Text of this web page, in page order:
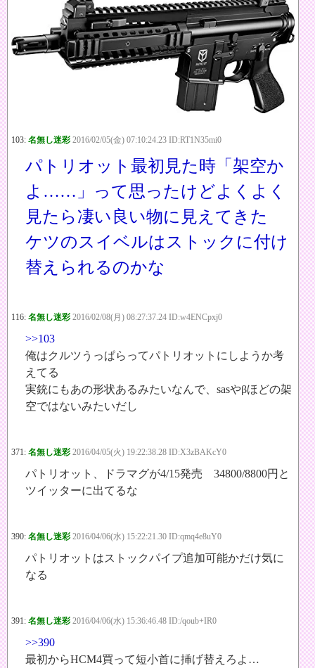
103: 名無し迷彩 2016/02/05(金) 07:10:24.23 ID:RT1N35mi0
パトリオット最初見た時「架空か
よ……」って思ったけどよくよく
見たら凄い良い物に見えてきた
ケツのスイベルはストックに付け
替えられるのかな
116: 名無し迷彩 2016/02/08(月) 08:27:37.24 ID:w4ENCpxj0
>>103
俺はクルツうっぱらってパトリオットにしようか考
えてる
実銃にもあの形状あるみたいなんで、sasやβほどの架
空ではないみたいだし
371: 名無し迷彩 2016/04/05(火) 19:22:38.28 ID:X3zBAKcY0
パトリオット、ドラマグが4/15発売 34800/8800円と
ツイッターに出てるな
390: 名無し迷彩 2016/04/06(水) 15:22:21.30 ID:qmq4e8uY0
パトリオットはストックパイプ追加可能かだけ気に
なる
391: 名無し迷彩 2016/04/06(水) 15:36:46.48 ID:/qoub+IR0
>>390
最初からHCM4買って短小首に挿げ替えろよ…